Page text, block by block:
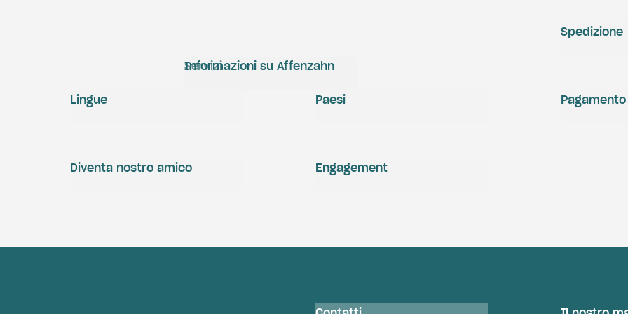
Servizi
Informazioni su Affenzahn
Spedizione
Pagamento
Engagement
Diventa nostro amico
Lingue Paesi